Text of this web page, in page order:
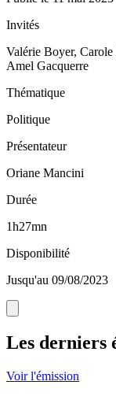
Invités
Valérie Boyer,
Amel Gacquerre
Thématique
Politique
Présentateur
Oriane Mancini
Durée
1h27mn
Disponibilité
Jusqu'au 09/08/2023
Les derniers
Voir l'émission